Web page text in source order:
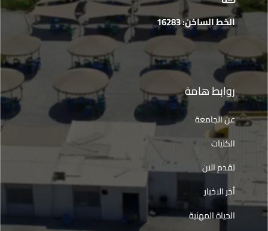
الخط الساخن: 16283
روابط هامة
عن الجامعة
الكليات
تقدم الان
أخر الاخبار
الحياة المهنية